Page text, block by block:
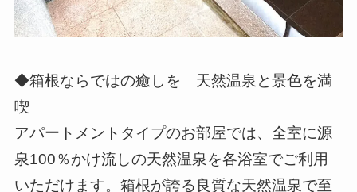
◆箱根ならではの癒しを 天然温泉と景色を満
喫
アパートメントタイプのお部屋では、全室に源
泉100％かけ流しの天然温泉を各浴室でご利用
いただけます。箱根が誇る良質な天然温泉で至